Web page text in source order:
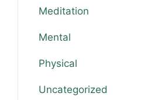
Meditation
Mental
Physical
Uncategorized